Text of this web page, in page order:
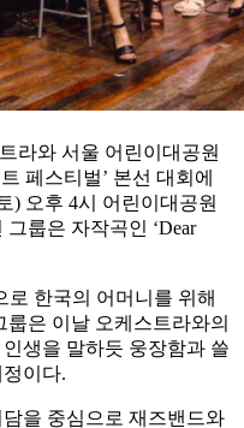
라와 서울 어린이대공원
페스티벌’ 본선 대회에
) 오후 4시 어린이대공원
룹은 자작곡인 ‘Dear
로 한국의 어머니를 위해
은 이날 오케스트라와의
생을 말하듯 웅장함과 쓸
이다.
을 중심으로 재즈밴드와